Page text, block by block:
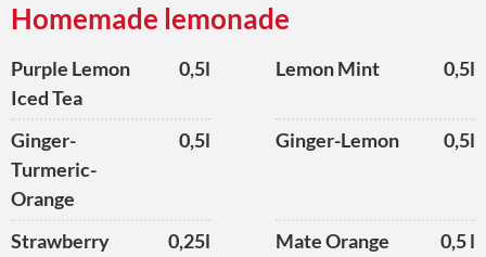
Homemade lemonade
Purple Lemon
Iced Tea
0,5l Lemon Mint 0,5l
Ginger-
Turmeric-
Orange
0,5l Ginger-Lemon 0,5l
Strawberry
0,25l
Mate Orange
0,5 l